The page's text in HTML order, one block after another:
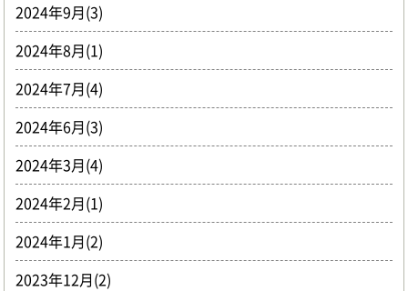
2024年9月(3)
2024年8月(1)
2024年7月(4)
2024年6月(3)
2024年3月(4)
2024年2月(1)
2024年1月(2)
2023年12月(2)